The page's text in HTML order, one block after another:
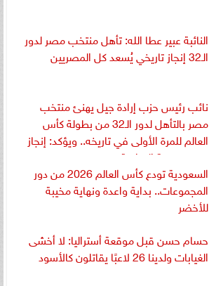
النائبة عبير عطا الله: تأهل منتخب مصر لدور
الـ32 إنجاز تاريخي يُسعد كل المصريين
نائب رئيس حزب إرادة جيل يهنئ منتخب
مصر بالتأهل لدور الـ32 من بطولة كأس
العالم للمرة الأولى في تاريخه.. ويؤكد: إنجاز
يجسد عزيمة الفراعنة
السعودية تودع كأس العالم 2026 من دور
المجموعات.. بداية واعدة ونهاية مخيبة
للأخضر
حسام حسن قبل موقعة أستراليا: لا أخشى
الغيابات ولدينا 26 لاعبًا يقاتلون كالأسود